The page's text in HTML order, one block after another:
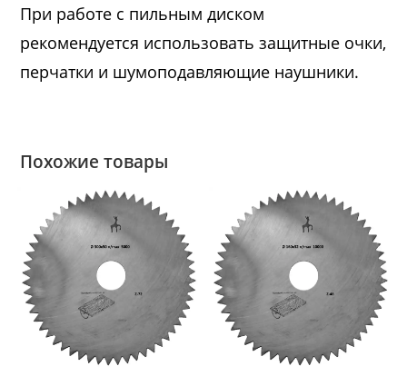
При работе с пильным диском
рекомендуется использовать защитные очки,
перчатки и шумоподавляющие наушники.
Похожие товары